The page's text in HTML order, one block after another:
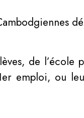
de l’école
emploi, ou